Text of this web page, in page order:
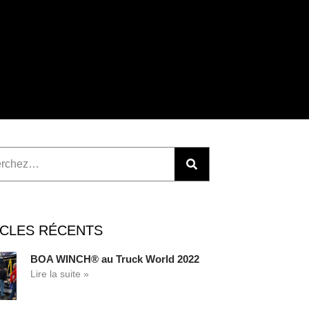
RÉCENTS
BOA WINCH® au Truck World 2022
Lire la suite »